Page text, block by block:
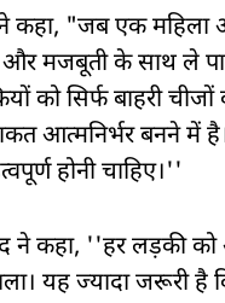
कहा, "जब एक महिला
और मजबूती के साथ ले
को सिर्फ बाहरी
आत्मनिर्भर बनने में
होनी चाहिए।''
ने कहा, ''हर लड़की को
यह ज्यादा जरूरी